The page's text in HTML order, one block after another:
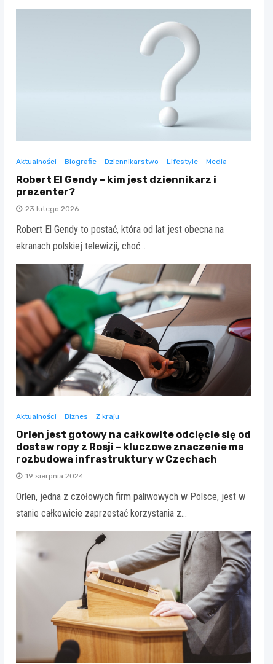
Aktualności Biografie Dziennikarstwo Lifestyle Media
Robert El Gendy – kim jest dziennikarz i
prezenter?
23 lutego 2026
Robert El Gendy to postać, która od lat jest obecna na
ekranach polskiej telewizji, choć…
Aktualności Biznes Z kraju
Orlen jest gotowy na całkowite odcięcie się od
dostaw ropy z Rosji – kluczowe znaczenie ma
rozbudowa infrastruktury w Czechach
19 sierpnia 2024
Orlen, jedna z czołowych firm paliwowych w Polsce, jest w
stanie całkowicie zaprzestać korzystania z…